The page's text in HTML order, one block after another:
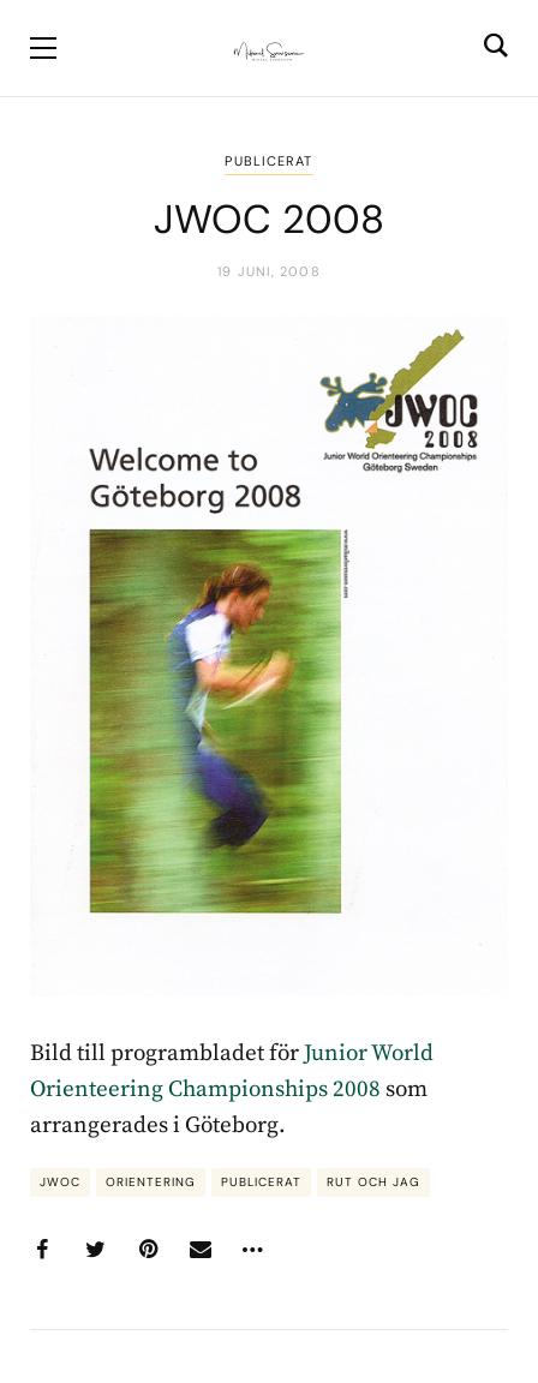
PUBLICERAT
JWOC 2008
19 JUNI, 2008
Bild till programbladet för Junior World
Orienteering Championships 2008 som
arrangerades i Göteborg.
JWOC ORIENTERING PUBLICERAT RUT OCH JAG